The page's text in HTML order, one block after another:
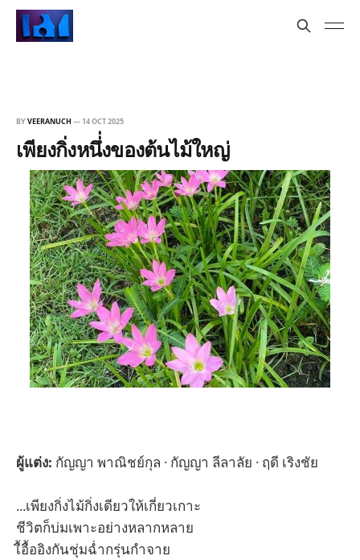
BYVEERANUCH — 14 OCT 2025
เพียงกิ่งหนึ่่งของต้นไม้ใหญ่
ผู้แต่ง: กัญญา พาณิชย์กุล · กัญญา ลีลาลัย · ฤดี เริงชัย
...เพียงกิ่งไม้กิ่งเดียวให้เกี่ยวเกาะ
ชีวิตก็บ่มเพาะอย่างหลากหลาย
เื้อื้ออิงกันชุ่มฉ่ำกรุ่นกำจาย